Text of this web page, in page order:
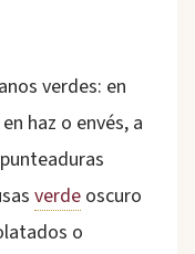
verdes: en
haz o envés, a
verde oscuro
o